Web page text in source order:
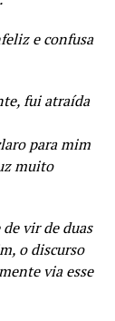
e confusa
fui atraída
para mim
muito
vir de duas
o discurso
via esse